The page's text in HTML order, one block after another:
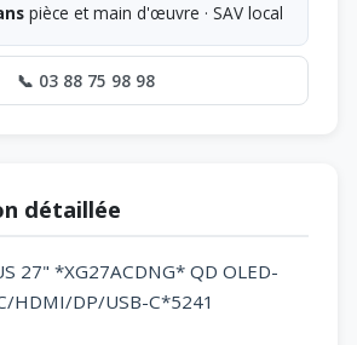
pièce et main d'œuvre · SAV local
📞 03 88 75 98 98
détaillée
27" *XG27ACDNG* QD OLED-
HDMI/DP/USB-C*5241